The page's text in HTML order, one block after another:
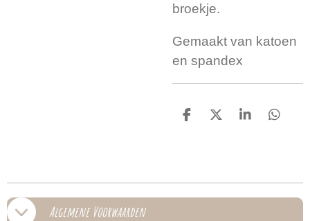
broekje.
Gemaakt van katoen
en spandex
D
D
S
D
Algemene Voorwaarden